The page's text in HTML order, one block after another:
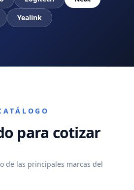
Yealink
para cotizar
de las principales marcas del